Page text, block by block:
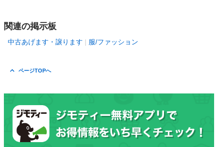
関連の掲示板
中古あげます・譲ります 服/ファッション
ページTOPへ